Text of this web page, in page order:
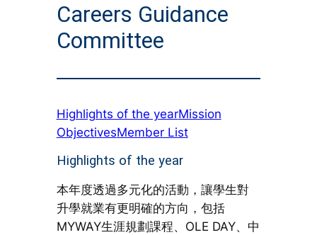
School Profile
Administrative Committees
Publications
Contact Us
Careers Guidance
Committee
Highlights of the yearMission
ObjectivesMember List
Highlights of the year
本年度透過多元化的活動，讓學生對
升學就業有更明確的方向，包括
MYWAY生涯規劃課程、OLE DAY、中